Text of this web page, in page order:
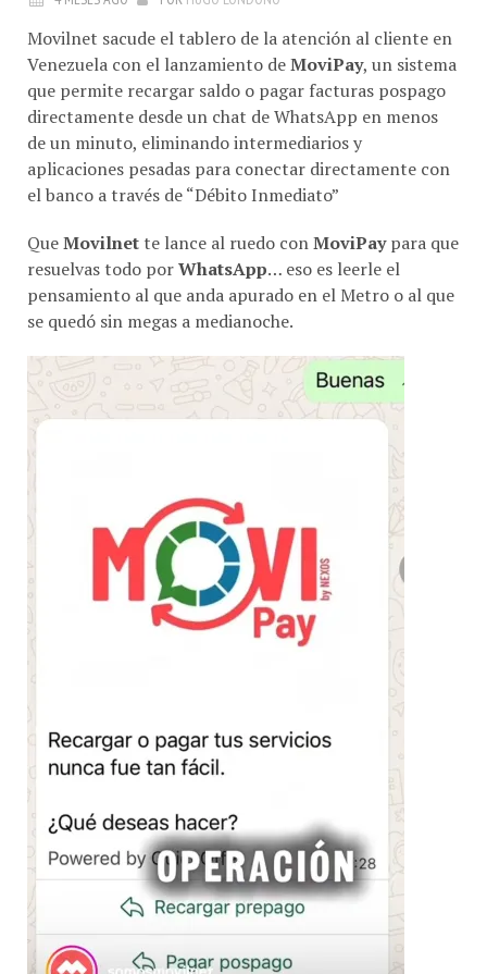
Movilnet sacude el tablero de la atención al cliente en
Venezuela con el lanzamiento deMoviPay, un sistema
que permite recargar saldo o pagar facturas pospago
directamente desde un chat de WhatsApp en menos
de un minuto, eliminando intermediarios y
aplicaciones pesadas para conectar directamente con
el banco a través de “Débito Inmediato”
resuelvas todo porWhatsApp… eso es leerle el
pensamiento al que anda apurado en el Metro o al que
se quedó sin megas a medianoche.